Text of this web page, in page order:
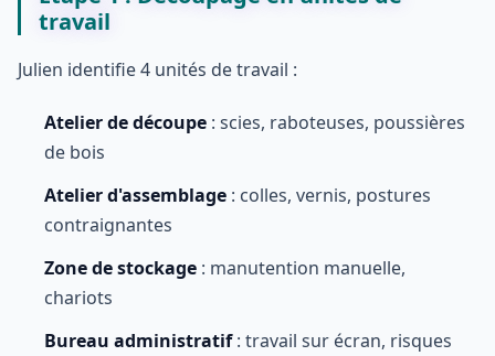
travail
Julien identifie 4 unités de travail :
Atelier de découpe : scies, raboteuses, poussières
de bois
Atelier d'assemblage : colles, vernis, postures
contraignantes
Zone de stockage : manutention manuelle,
chariots
Bureau administratif: travail sur écran, risques